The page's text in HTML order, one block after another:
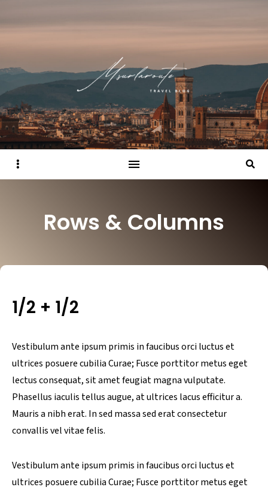
Sidebar
Rows & Columns
1/2 + 1/2
Vestibulum ante ipsum primis in faucibus orci luctus et
ultrices posuere cubilia Curae; Fusce porttitor metus eget
lectus consequat, sit amet feugiat magna vulputate.
Phasellus iaculis tellus augue, at ultrices lacus efficitur a.
Mauris a nibh erat. In sed massa sed erat consectetur
convallis vel vitae felis.
Vestibulum ante ipsum primis in faucibus orci luctus et
ultrices posuere cubilia Curae; Fusce porttitor metus eget